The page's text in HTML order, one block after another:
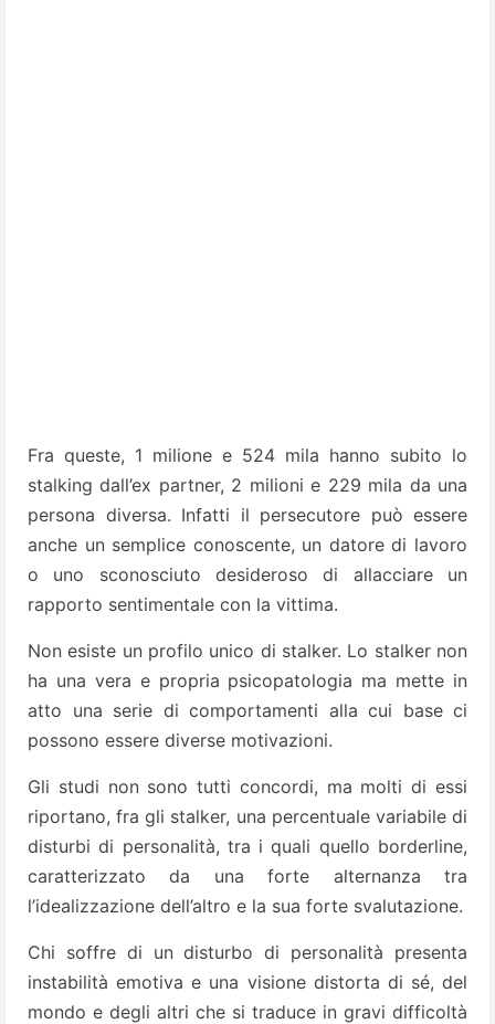
Fra queste, 1 milione e 524 mila hanno subito lo
stalking dall’ex partner, 2 milioni e 229 mila da una
persona diversa. Infatti il persecutore può essere
anche un semplice conoscente, un datore di lavoro
o uno sconosciuto desideroso di allacciare un
rapporto sentimentale con la vittima.
Non esiste un profilo unico di stalker. Lo stalker non
ha una vera e propria psicopatologia ma mette in
atto una serie di comportamenti alla cui base ci
possono essere diverse motivazioni.
Gli studi non sono tutti concordi, ma molti di essi
riportano, fra gli stalker, una percentuale variabile di
disturbi di personalità, tra i quali quello borderline,
caratterizzato da una forte alternanza tra
l’idealizzazione dell’altro e la sua forte svalutazione.
Chi soffre di un disturbo di personalità presenta
instabilità emotiva e una visione distorta di sé, del
mondo e degli altri che si traduce in gravi difficoltà